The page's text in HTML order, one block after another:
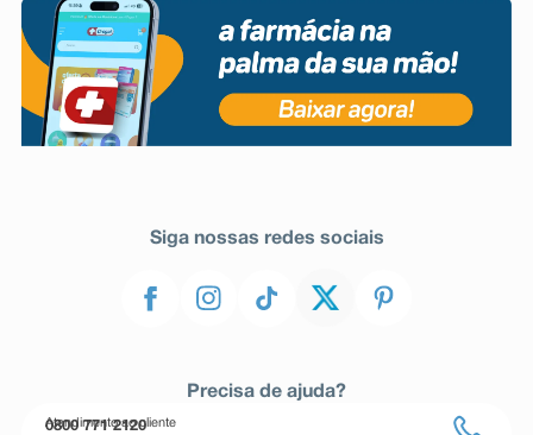
Siga nossas redes sociais
Precisa de ajuda?
Atendimento ao cliente
0800 771 2120